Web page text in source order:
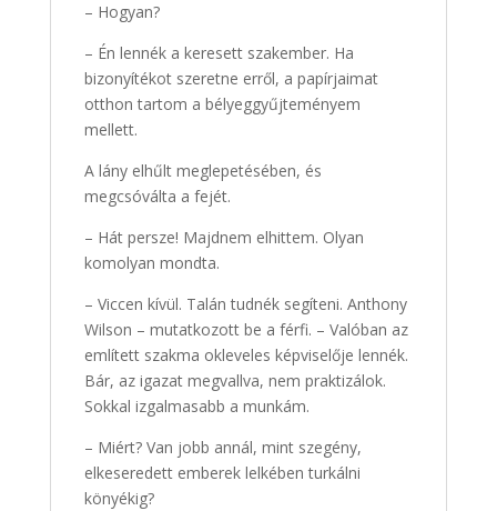
– Hogyan?
– Én lennék a keresett szakember. Ha
bizonyítékot szeretne erről, a papírjaimat
otthon tartom a bélyeggyűjteményem
mellett.
A lány elhűlt meglepetésében, és
megcsóválta a fejét.
– Hát persze! Majdnem elhittem. Olyan
komolyan mondta.
– Viccen kívül. Talán tudnék segíteni. Anthony
Wilson – mutatkozott be a férfi. – Valóban az
említett szakma okleveles képviselője lennék.
Bár, az igazat megvallva, nem praktizálok.
Sokkal izgalmasabb a munkám.
– Miért? Van jobb annál, mint szegény,
elkeseredett emberek lelkében turkálni
könyékig?